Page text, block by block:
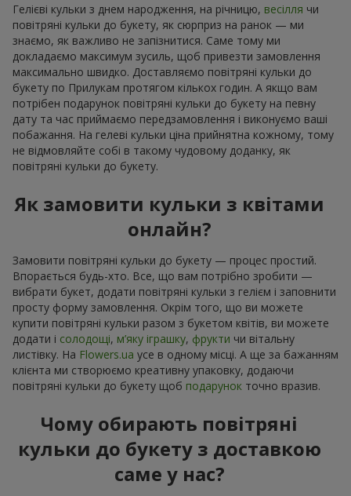
Гелієві кульки з днем народження, на річницю, весілля чи
повітряні кульки до букету, як сюрприз на ранок — ми
знаємо, як важливо не запізнитися. Саме тому ми
докладаємо максимум зусиль, щоб привезти замовлення
максимально швидко. Доставляємо повітряні кульки до
букету по Прилукам протягом кількох годин. А якщо вам
потрібен подарунок повітряні кульки до букету на певну
дату та час приймаємо передзамовлення і виконуємо ваші
побажання. На гелеві кульки ціна прийнятна кожному, тому
не відмовляйте собі в такому чудовому доданку, як
повітряні кульки до букету.
Як замовити кульки з квітами
онлайн?
Замовити повітряні кульки до букету — процес простий.
Впорається будь-хто. Все, що вам потрібно зробити —
вибрати букет, додати повітряні кульки з гелієм і заповнити
просту форму замовлення. Окрім того, що ви можете
купити повітряні кульки разом з букетом квітів, ви можете
додати і солодощі, м’яку іграшку, фрукти чи вітальну
листівку. На Flowers.ua усе в одному місці. А ще за бажанням
клієнта ми створюємо креативну упаковку, додаючи
повітряні кульки до букету щоб подарунок точно вразив.
Чому обирають повітряні
кульки до букету з доставкою
саме у нас?